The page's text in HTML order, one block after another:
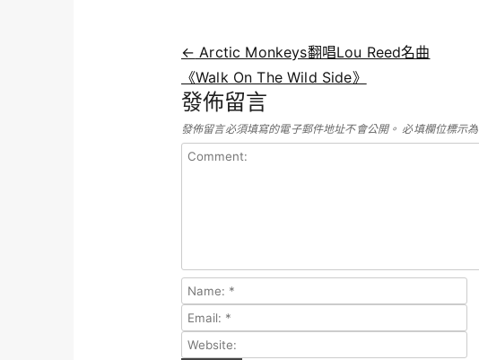
Post navigation
← Arctic Monkeys翻唱Lou Reed名曲
《Walk On The Wild Side》
發佈留言
發佈留言必須填寫的電子郵件地址不會公開。 必填欄位標示為